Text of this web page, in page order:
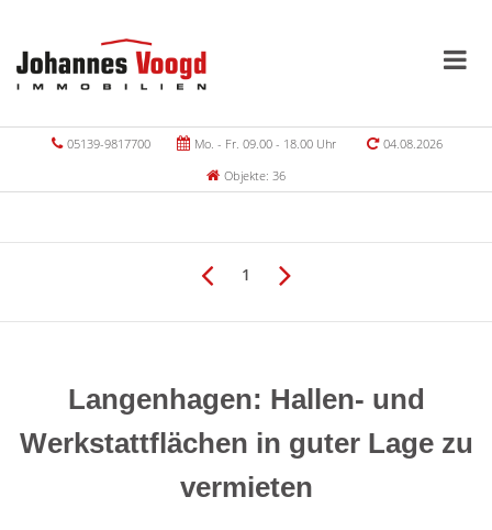
05139-9817700 Mo. - Fr. 09.00 - 18.00 Uhr
04.08.2026
Objekte: 36
1
Langenhagen: Hallen- und
Werkstattflächen in guter Lage zu
vermieten